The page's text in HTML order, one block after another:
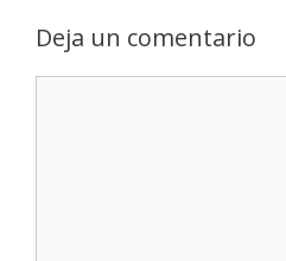
Deja un comentario